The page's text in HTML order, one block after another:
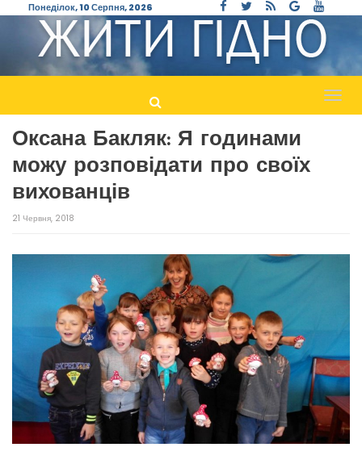
Понеділок, 10 Серпня, 2026
Оксана Бакляк: Я годинами
можу розповідати про своїх
вихованців
21 Червня, 2018